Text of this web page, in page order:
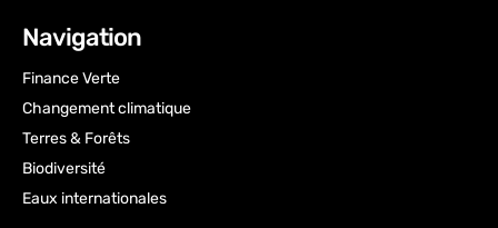
Navigation
Finance Verte
Changement climatique
Terres & Forêts
Biodiversité
Eaux internationales